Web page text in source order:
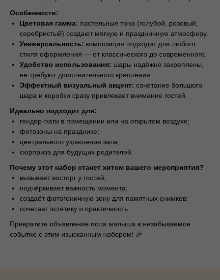
Особенности:
Цветовая гамма: пастельные тона (голубой, розовый,
серебристый) создают мягкую и праздничную атмосферу.
Универсальность: композиция подходит для любого
стиля оформления — от классического до современного.
Удобство использования: шары надёжно закреплены,
не требуют дополнительного крепления.
Эффектный визуальный акцент: сочетание большого
шара и коробки сразу привлекает внимание гостей.
Идеально подходит для:
гендер-пати в помещении или на открытом воздухе;
фотозоны на празднике;
центрального украшения зала;
сюрприза для будущих родителей.
Почему этот набор станет хитом вашего мероприятия?
вызывает восторг у гостей;
подчёркивает важность момента;
создаёт фотогеничную зону для памятных снимков;
сочетает эстетику и практичность.
Превратите объявление пола малыша в незабываемое
событие с этим изысканным набором! 🎉